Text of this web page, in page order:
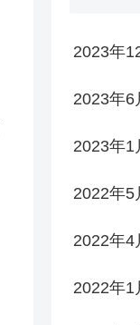
2023年
2023年6
2023年1
2022年5
2022年4
2022年1